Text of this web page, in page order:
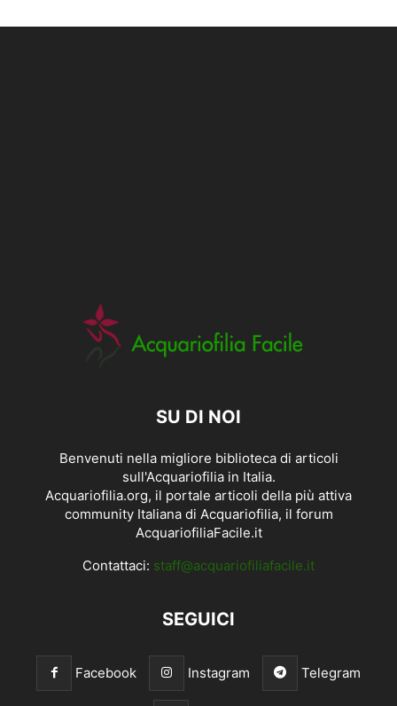
SU DI NOI
Benvenuti nella migliore biblioteca di articoli
sull'Acquariofilia in Italia.
Acquariofilia.org, il portale articoli della più attiva
community Italiana di Acquariofilia, il forum
AcquariofiliaFacile.it
Contattaci: staff@acquariofiliafacile.it
SEGUICI
Facebook Instagram Telegram